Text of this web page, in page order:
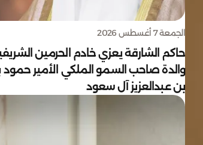
الجمعة 7 أغسطس 2026
حاكم الشارقة يعزي خادم الحرمين
والدة صاحب السمو الملكي الأمير
بن عبدالعزيز آل سعود